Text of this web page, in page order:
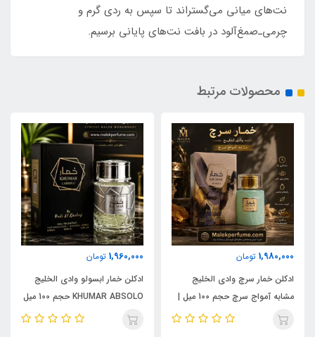
نت‌های میانی می‌گستراند تا سپس به ردی گرم و
چرمی‌ـ‌صمغ‌آلود در بافت نت‌های پایانی برسیم.
محصولات مرتبط
1,980,000 تومان
ادکلن خمار سرچ وادی الخلیج
مشابه آمواج سرچ حجم 100 میل |
KHUMAR Search Eau de
1,960,000 تومان
ادکلن خمار ابسولو وادی الخلیج
KHUMAR ABSOLO حجم 100 میل
| مشابه اورجینال ایو سن لورن مای